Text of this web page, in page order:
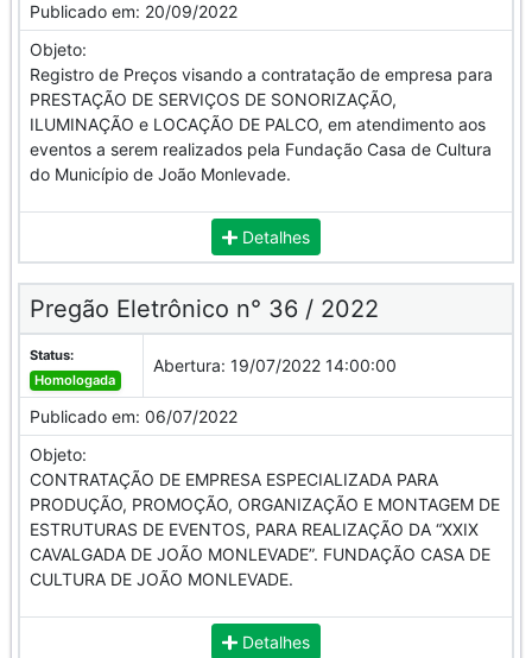
Publicado em: 20/09/2022
Objeto:
Registro de Preços visando a contratação de empresa para
PRESTAÇÃO DE SERVIÇOS DE SONORIZAÇÃO,
ILUMINAÇÃO e LOCAÇÃO DE PALCO, em atendimento aos
eventos a serem realizados pela Fundação Casa de Cultura
do Município de João Monlevade.
Detalhes
Pregão Eletrônico n° 36 / 2022
Status:
Homologada
Abertura: 19/07/2022 14:00:00
Publicado em: 06/07/2022
Objeto:
CONTRATAÇÃO DE EMPRESA ESPECIALIZADA PARA
PRODUÇÃO, PROMOÇÃO, ORGANIZAÇÃO E MONTAGEM DE
ESTRUTURAS DE EVENTOS, PARA REALIZAÇÃO DA “XXIX
CAVALGADA DE JOÃO MONLEVADE”. FUNDAÇÃO CASA DE
CULTURA DE JOÃO MONLEVADE.
Detalhes